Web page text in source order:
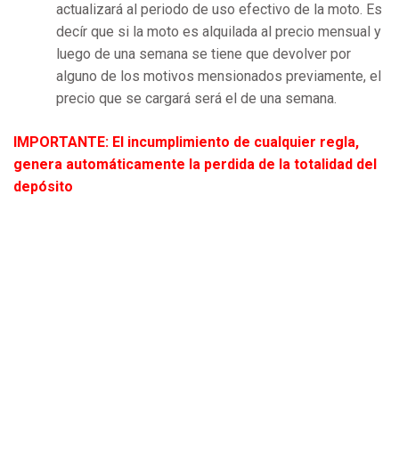
actualizará al periodo de uso efectivo de la moto. Es
decír que si la moto es alquilada al precio mensual y
luego de una semana se tiene que devolver por
alguno de los motivos mensionados previamente, el
precio que se cargará será el de una semana.
IMPORTANTE: El incumplimiento de cualquier regla,
genera automáticamente la perdida de la totalidad del
depósito